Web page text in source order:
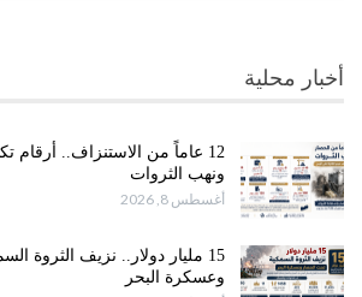
أخبار محلية
12 عاماً من الاستنزاف..
ونهب الثروات
أغسطس 8, 2026
15 مليار دولار.. نزيف الثروة
وعسكرة البحر